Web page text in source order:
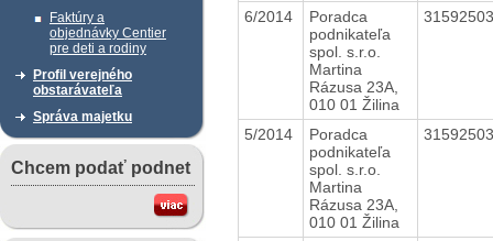
Faktúry a
objednávky Centier
pre deti a rodiny
Profil verejného
obstarávateľa
Správa majetku
Chcem podať podnet
6/2014
Poradca
podnikateľa
spol. s.r.o.
Martina
Rázusa 23A,
010 01 Žilina
5/2014
Poradca
podnikateľa
spol. s.r.o.
Martina
Rázusa 23A,
010 01 Žilina